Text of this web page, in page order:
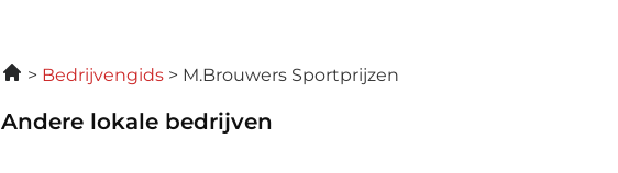
Bedrijvengids M.Brouwers Sportprijzen
Andere lokale bedrijven